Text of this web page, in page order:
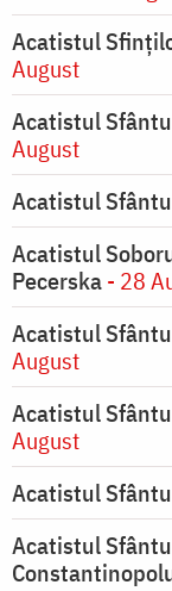
Acatistul
August
Acatistul
August
Acatistul
Acatistul
Pecerska- 28
Acatistul
August
Acatistul
August
Acatistul
Acatistul